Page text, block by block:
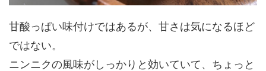
甘酸っぱい味付けではあるが、甘さは気になるほど
ではない。
ニンニクの風味がしっかりと効いていて、ちょっと